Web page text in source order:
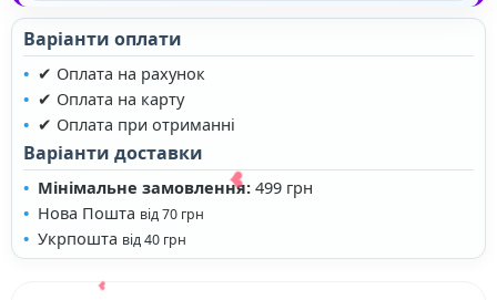
Варіанти оплати
✔ Оплата на рахунок
✔ Оплата на карту
✔ Оплата при отриманні
Варіанти доставки
Мінімальне замовлення: 499 грн
Нова Пошта від 70 грн
Укрпошта від 40 грн
❤